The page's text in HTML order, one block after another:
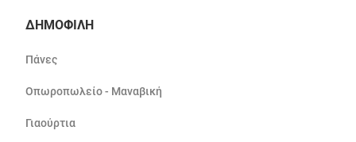
ΔΗΜΟΦΙΛΗ
Πάνες
Οπωροπωλείο - Μαναβική
Γιαούρτια